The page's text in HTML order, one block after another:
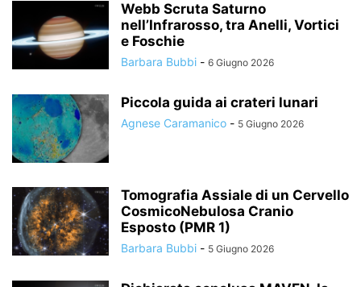
Webb Scruta Saturno
nell’Infrarosso, tra Anelli, Vortici
e Foschie
Barbara Bubbi - 6 Giugno 2026
Piccola guida ai crateri lunari
Agnese Caramanico - 5 Giugno 2026
Tomografia Assiale di un Cervello
CosmicoNebulosa Cranio
Esposto (PMR 1)
Barbara Bubbi - 5 Giugno 2026